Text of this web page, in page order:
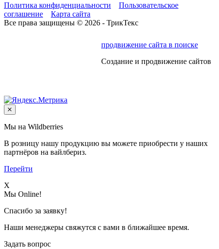
Политика конфиденциальности
Пользовательское
соглашение
Карта сайта
Все права защищены © 2026 - ТрикТекс
продвижение сайта в поиске
Создание и продвижение сайтов
Мы на Wildberries
В розницу нашу продукцию вы можете приобрести у наших
партнёров на вайлбериз.
Перейти
X
Мы Online!
Спасибо за заявку!
Наши менеджеры свяжутся с вами в ближайшее время.
Задать вопрос